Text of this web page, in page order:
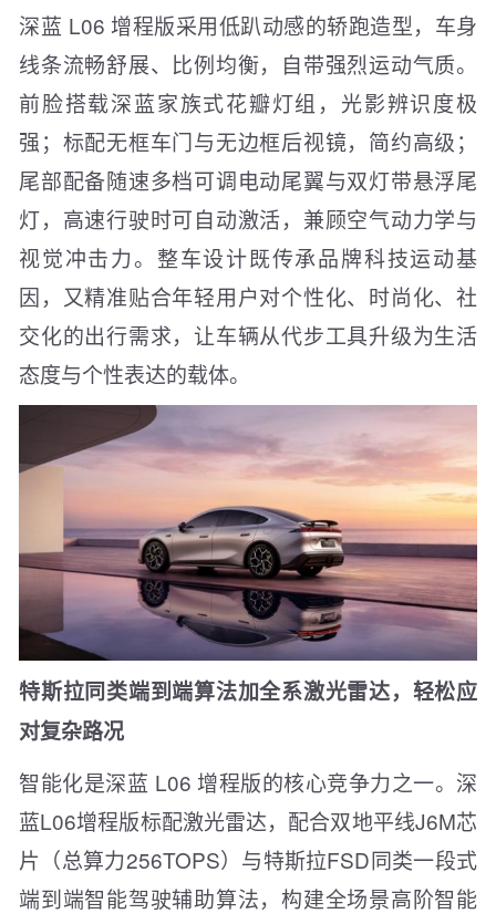
深蓝 L06 增程版采用低趴动感的轿跑造型，车身
线条流畅舒展、比例均衡，自带强烈运动气质。
前脸搭载深蓝家族式花瓣灯组，光影辨识度极
强；标配无框车门与无边框后视镜，简约高级；
尾部配备随速多档可调电动尾翼与双灯带悬浮尾
灯，高速行驶时可自动激活，兼顾空气动力学与
视觉冲击力。整车设计既传承品牌科技运动基
因，又精准贴合年轻用户对个性化、时尚化、社
交化的出行需求，让车辆从代步工具升级为生活
态度与个性表达的载体。
特斯拉同类端到端算法加全系激光雷达，轻松应
对复杂路况
智能化是深蓝 L06 增程版的核心竞争力之一。深
蓝L06增程版标配激光雷达，配合双地平线J6M芯
片（总算力256TOPS）与特斯拉FSD同类一段式
端到端智能驾驶辅助算法，构建全场景高阶智能